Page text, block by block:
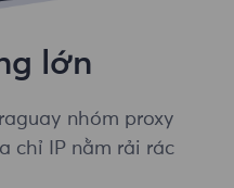
lớn
nhóm proxy
chỉ IP nằm rải rác